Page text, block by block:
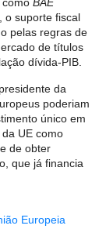
o suporte fiscal
pelas regras de
de títulos
dívida-PIB.
da
poderiam
único em
da UE como
de obter
que já financia
Europeia